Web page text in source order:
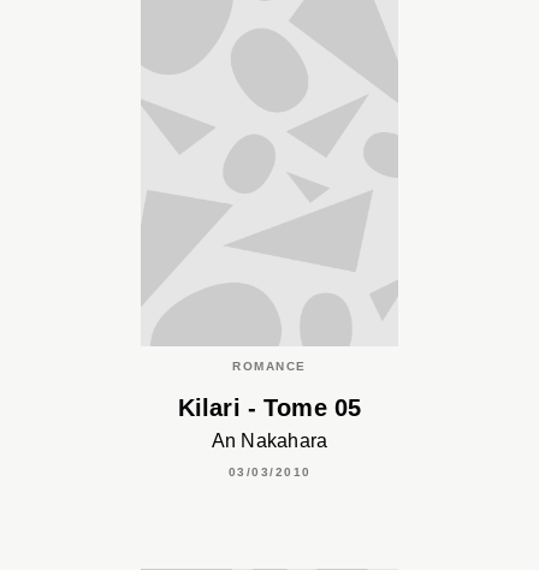
ROMANCE
Kilari - Tome 05
An Nakahara
03/03/2010